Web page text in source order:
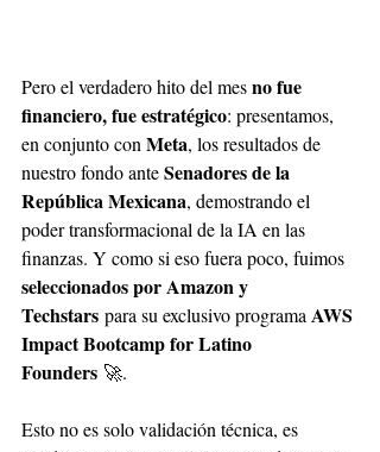
Pero el verdadero hito del mes no fue
financiero, fue estratégico: presentamos,
en conjunto con Meta, los resultados de
nuestro fondo ante Senadores de la
República Mexicana, demostrando el
poder transformacional de la IA en las
finanzas. Y como si eso fuera poco, fuimos
seleccionados por Amazon y
Techstars para su exclusivo programa AWS
Impact Bootcamp for Latino
Founders 🚀.
Esto no es solo validación técnica, es